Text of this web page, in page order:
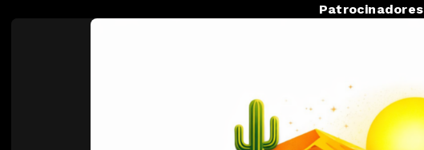
Patrocinadores